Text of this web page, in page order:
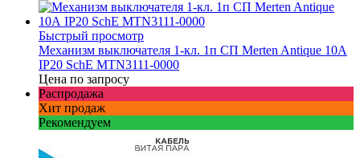
Быстрый просмотр
Механизм выключателя 1-кл. 1п СП Merten Antique 10А
IP20 SchE MTN3111-0000
Цена по запросу
Распродажа
Хит продаж
Рекомендуем